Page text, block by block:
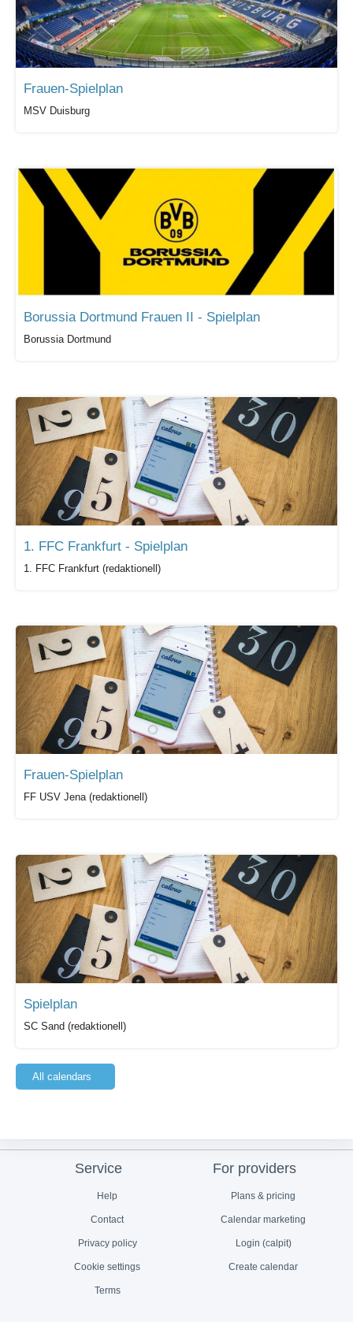
Frauen-Spielplan
MSV Duisburg
Borussia Dortmund Frauen II - Spielplan
Borussia Dortmund
1. FFC Frankfurt - Spielplan
1. FFC Frankfurt (redaktionell)
Frauen-Spielplan
FF USV Jena (redaktionell)
Spielplan
SC Sand (redaktionell)
All calendars
Service
Help
Contact
Privacy policy
Cookie settings
Terms
For providers
Plans & pricing
Calendar marketing
Login (calpit)
Create calendar